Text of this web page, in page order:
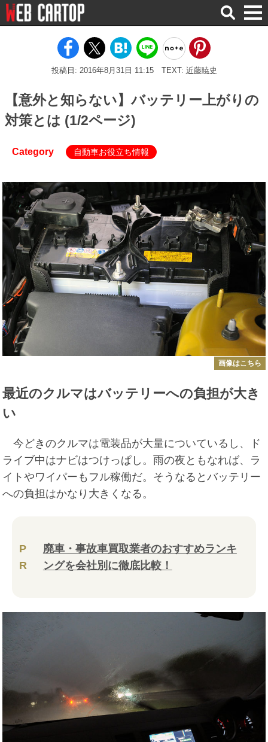
検
索
投稿日: 2016年8月31日 11:15 TEXT: 近藤暁史
【意外と知らない】バッテリー上がりの
対策とは (1/2ページ)
Category 自動車お役立ち情報
画像はこちら
最近のクルマはバッテリーへの負担が大き
い
今どきのクルマは電装品が大量についているし、ド
ライブ中はナビはつけっぱし。雨の夜ともなれば、ラ
イトやワイパーもフル稼働だ。そうなるとバッテリー
への負担はかなり大きくなる。
P
R
廃車・事故車買取業者のおすすめランキ
ングを会社別に徹底比較！